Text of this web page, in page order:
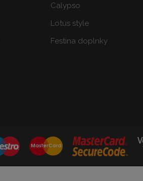
Calypso
Lotus style
Festina doplnky